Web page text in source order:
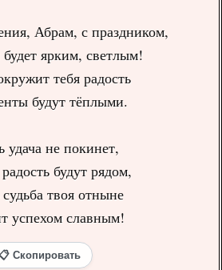
Абрам, с праздником,
ярким, светлым!
тебя радость
будут тёплыми.
удача не покинет,
будут рядом,
твоя отныне
успехом славным!
Скопировать